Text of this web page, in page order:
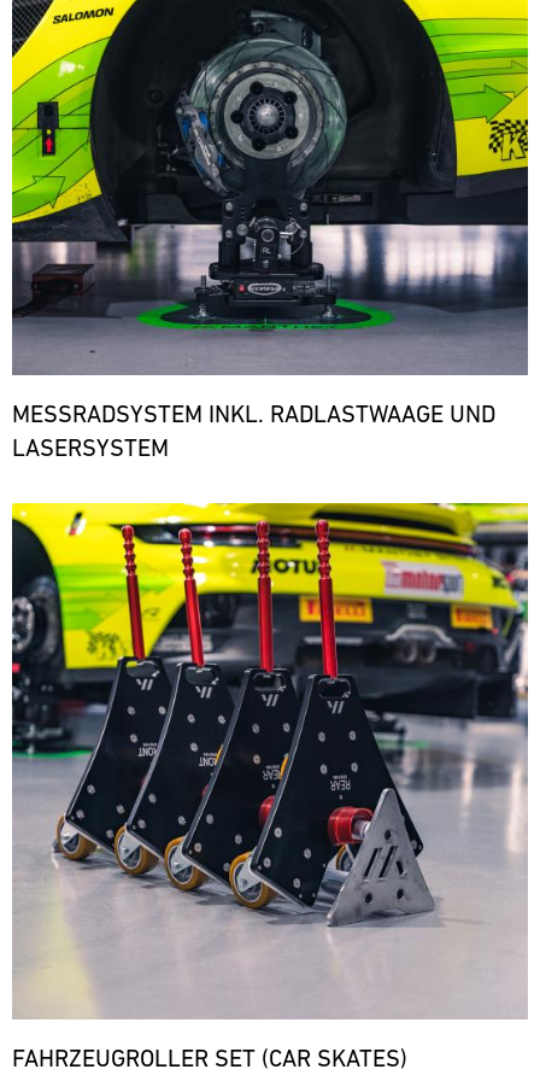
den
notwendigen
Ersatzteilen.
MESSRADSYSTEM INKL. RADLASTWAAGE UND
LASERSYSTEM
Bild
FAHRZEUGROLLER SET (CAR SKATES)